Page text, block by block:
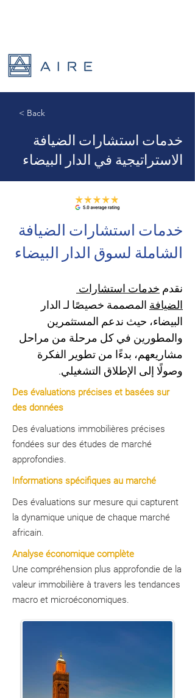
< Back
خدمات استشارات الضيافة
الاستراتيجية في الدار البيضاء
خدمات استشارات الضيافة
الشاملة لسوق الدار البيضاء
نقدم خدمات استشارات
الضيافة المصممة خصيصًا لـ الدار
البيضاء، حيث ندعم المستثمرين
والمطورين في كل مرحلة من مراحل
مشاريعهم، بدءًا من تطوير الفكرة
وصولًا إلى الإطلاق التشغيلي.
Des évaluations précises et basées sur
des données
Des évaluations immobilières précises
fondées sur des études de marché
approfondies.
Informations spécifiques au marché
Des évaluations sur mesure qui capturent
la dynamique unique de chaque marché
africain.
Analyse économique complète
Une compréhension plus approfondie de la
valeur immobilière à travers les tendances
macro et microéconomiques.